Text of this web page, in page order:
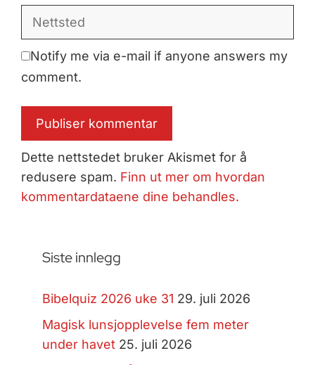
Notify me via e-mail if anyone answers my
comment.
Dette nettstedet bruker Akismet for å
redusere spam. Finn ut mer om hvordan
kommentardataene dine behandles.
Siste innlegg
Bibelquiz 2026 uke 31 29. juli 2026
Magisk lunsjopplevelse fem meter
under havet 25. juli 2026